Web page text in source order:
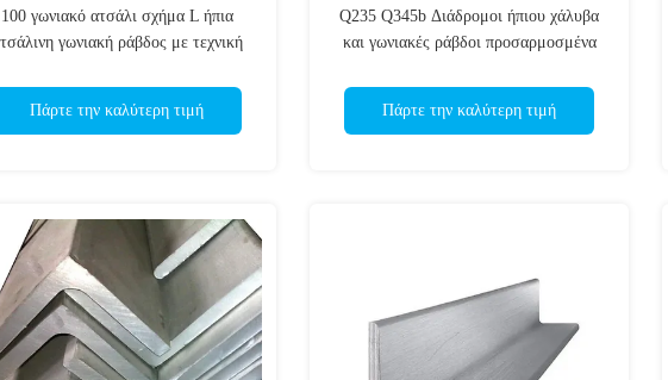
100 γωνιακό ατσάλι σχήμα L ήπια
γωνιακή ράβδος με τεχνική
Πάρτε την καλύτερη τιμή
Q235 Q345b Διάδρομοι ήπιου χάλυβα
και γωνιακές ράβδοι προσαρμοσμένα
Πάρτε την καλύτερη τιμή